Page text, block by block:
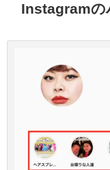
Instagramの